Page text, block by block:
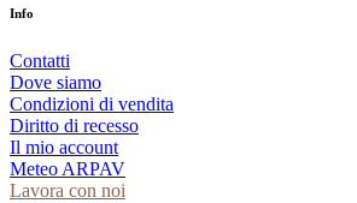
Info
Contatti
Dove siamo
Condizioni di vendita
Diritto di recesso
Il mio account
Meteo ARPAV
Lavora con noi